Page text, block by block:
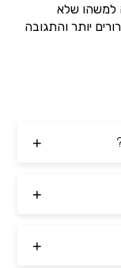
למשהו שלא
יותר והתגובה